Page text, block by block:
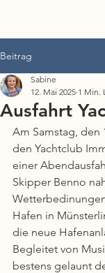
Beitrag
Ausfahrt
Sabine
12. Mai 2025 1 Min.
Am Samstag, den
den Yachtclub
einer
Skipper Benno
Hafen in
die neue
Begleitet von
bestens gelaunt